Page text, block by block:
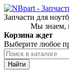
Запчасти для
Мы знаем,
Корзина ждет
Выберите любое
Найти